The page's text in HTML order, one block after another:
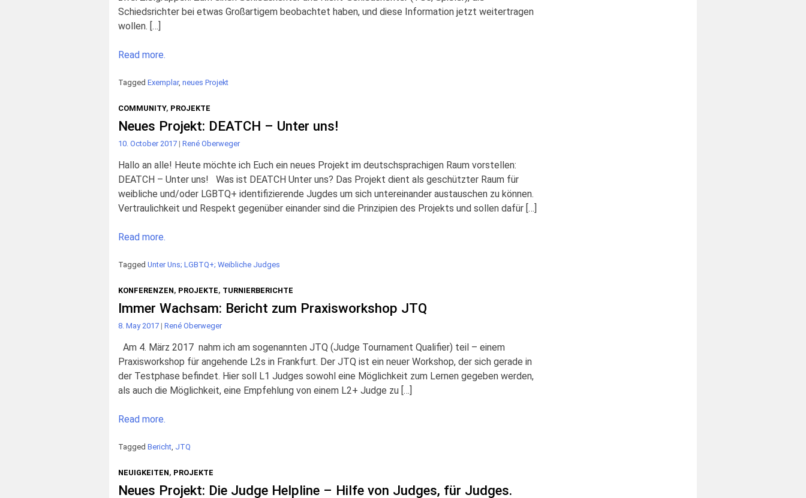
Schiedsrichter bei etwas Großartigem beobachtet haben, und diese Information jetzt weitertragen
wollen. […]
Read more.
Tagged Exemplar, neues Projekt
COMMUNITY, PROJEKTE
Neues Projekt: DEATCH – Unter uns!
10. October 2017 | René Oberweger
Hallo an alle! Heute möchte ich Euch ein neues Projekt im deutschsprachigen Raum vorstellen:
DEATCH – Unter uns! Was ist DEATCH Unter uns? Das Projekt dient als geschützter Raum für
weibliche und/oder LGBTQ+ identifizierende Jugdes um sich untereinander austauschen zu können.
Vertraulichkeit und Respekt gegenüber einander sind die Prinzipien des Projekts und sollen dafür […]
Read more.
Tagged Unter Uns; LGBTQ+; Weibliche Judges
KONFERENZEN, PROJEKTE, TURNIERBERICHTE
Immer Wachsam: Bericht zum Praxisworkshop JTQ
8. May 2017 | René Oberweger
Am 4. März 2017 nahm ich am sogenannten JTQ (Judge Tournament Qualifier) teil – einem
Praxisworkshop für angehende L2s in Frankfurt. Der JTQ ist ein neuer Workshop, der sich gerade in
der Testphase befindet. Hier soll L1 Judges sowohl eine Möglichkeit zum Lernen gegeben werden,
als auch die Möglichkeit, eine Empfehlung von einem L2+ Judge zu […]
Read more.
Tagged Bericht, JTQ
NEUIGKEITEN, PROJEKTE
Neues Projekt: Die Judge Helpline – Hilfe von Judges, für Judges.